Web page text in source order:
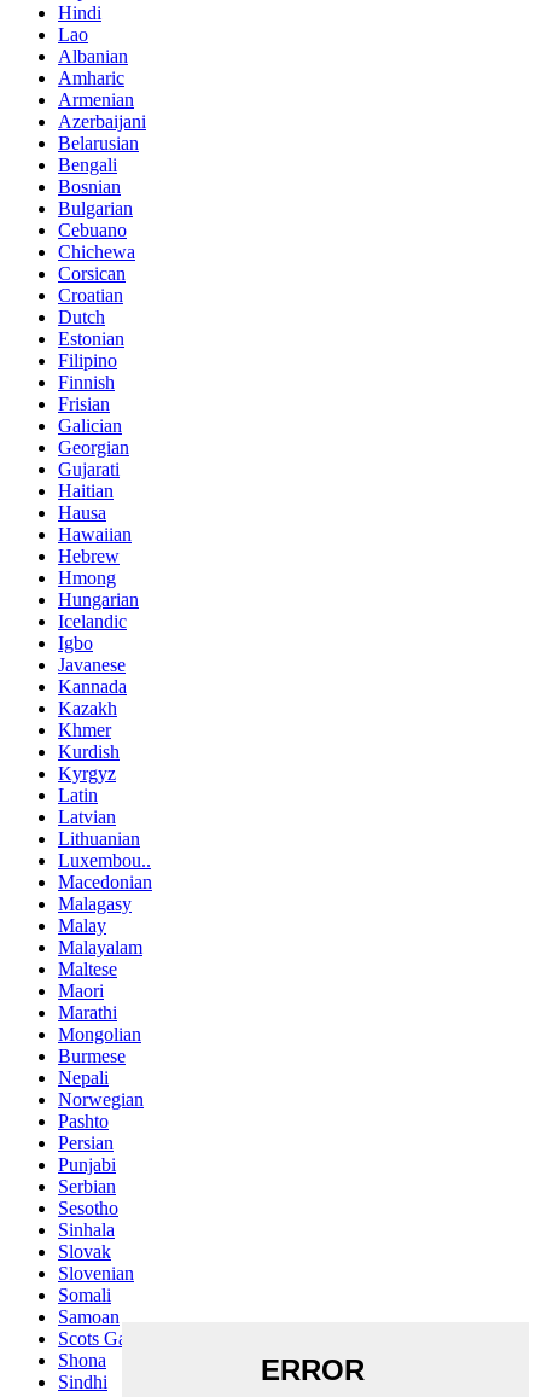
Hindi
Lao
Albanian
Amharic
Armenian
Azerbaijani
Belarusian
Bengali
Bosnian
Bulgarian
Cebuano
Chichewa
Corsican
Croatian
Dutch
Estonian
Filipino
Finnish
Frisian
Galician
Georgian
Gujarati
Haitian
Hausa
Hawaiian
Hebrew
Hmong
Hungarian
Icelandic
Igbo
Javanese
Kannada
Kazakh
Khmer
Kurdish
Kyrgyz
Latin
Latvian
Lithuanian
Luxembou..
Macedonian
Malagasy
Malay
Malayalam
Maltese
Maori
Marathi
Mongolian
Burmese
Nepali
Norwegian
Pashto
Persian
Punjabi
Serbian
Sesotho
Sinhala
Slovak
Slovenian
Somali
Samoan
Scots Gaelic
Shona
Sindhi